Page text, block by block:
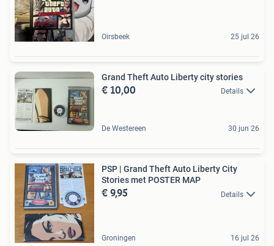
Oirsbeek 25 jul 26
Grand Theft Auto Liberty city stories
€ 10,00 Details
De Westereen 30 jun 26
PSP | Grand Theft Auto Liberty City
Stories met POSTER MAP
€ 9,95 Details
Groningen 16 jul 26